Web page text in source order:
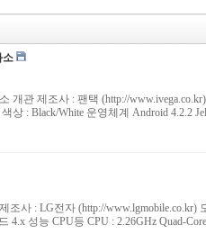
소
개관 제조사 : 팬택 (http://
상 : Black/White 운영체계 Android
조사 : LG전자 (http://
성능 CPU등 CPU : 2.26GHz Quad-